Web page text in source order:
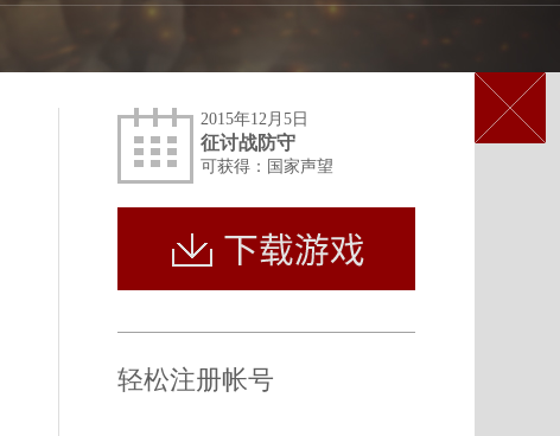
2015年12月5日
征讨战防守
可获得：国家声望
轻松注册帐号